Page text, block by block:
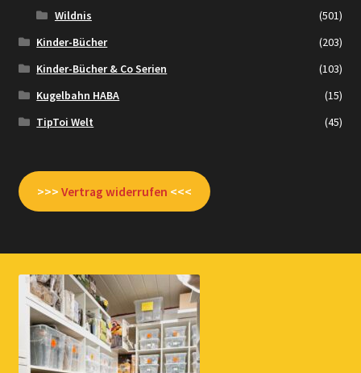
Wildnis
(501)
Kinder-Bücher
(203)
Kinder-Bücher & Co Serien
(103)
Kugelbahn HABA
(15)
TipToi Welt
(45)
>>> Vertrag widerrufen <<<